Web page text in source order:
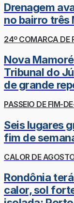
Drenagem
no bairro três
24º COMARCA DE
Nova
Tribunal do
de grande
PASSEIO DE FIM-
Seis lugares
fim de
CALOR DE
Rondônia
calor, sol